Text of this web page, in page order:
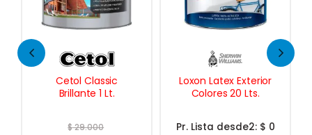
Loxon Latex Exterior
Colores 20 Lts.
Pr. Lista desde2:
Albafrent Látex
Poliuretánico Acrílico
$163.922